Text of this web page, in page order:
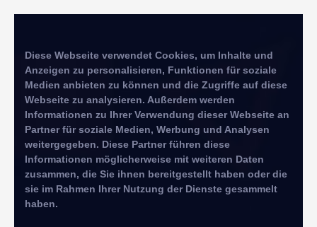
Diese Webseite verwendet Cookies, um Inhalte und
Anzeigen zu personalisieren, Funktionen für soziale
Medien anbieten zu können und die Zugriffe auf diese
Webseite zu analysieren. Außerdem werden
Informationen zu Ihrer Verwendung dieser Webseite an
Partner für soziale Medien, Werbung und Analysen
weitergegeben. Diese Partner führen diese
Informationen möglicherweise mit weiteren Daten
zusammen, die Sie ihnen bereitgestellt haben oder die
sie im Rahmen Ihrer Nutzung der Dienste gesammelt
haben.